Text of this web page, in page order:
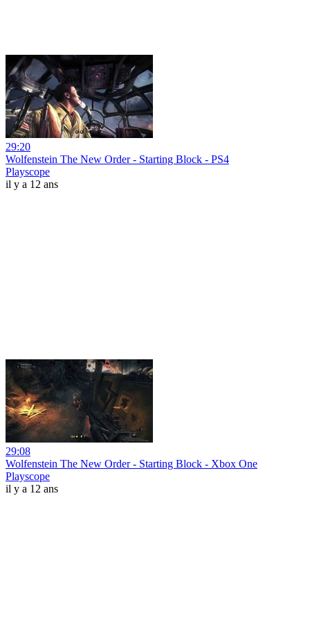
29:20
Wolfenstein The New Order - Starting Block - PS4
Playscope
il y a 12 ans
29:08
Wolfenstein The New Order - Starting Block - Xbox One
Playscope
il y a 12 ans